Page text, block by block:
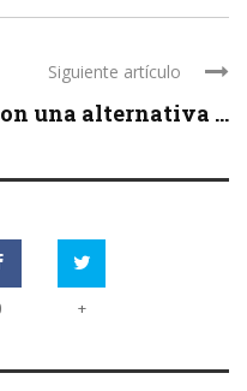
Siguiente artículo
una alternativa ...
+